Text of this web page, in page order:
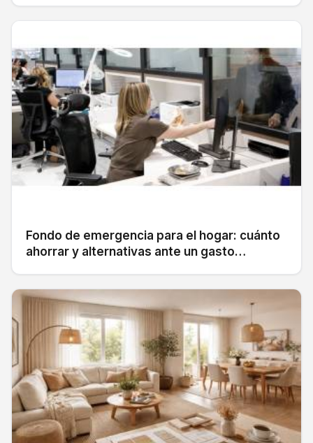
Fondo de emergencia para el hogar: cuánto
ahorrar y alternativas ante un gasto